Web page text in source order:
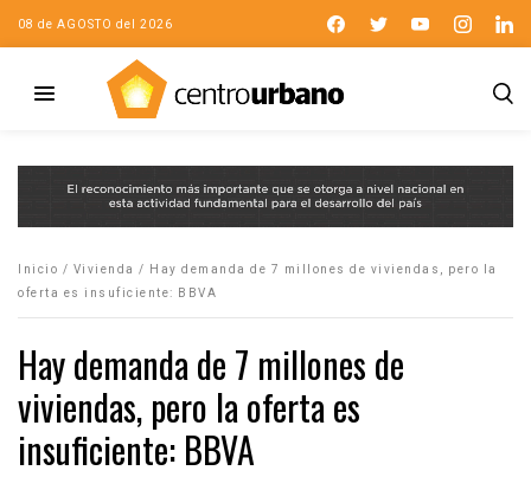
08 de AGOSTO del 2026
Inicio / Vivienda /
Hay demanda de 7 millones de viviendas, pero la
oferta es insuficiente: BBVA
Hay demanda de 7 millones de
viviendas, pero la oferta es
insuficiente: BBVA